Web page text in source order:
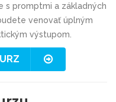
s promptmi a základných
venovať úplným
výstupom.